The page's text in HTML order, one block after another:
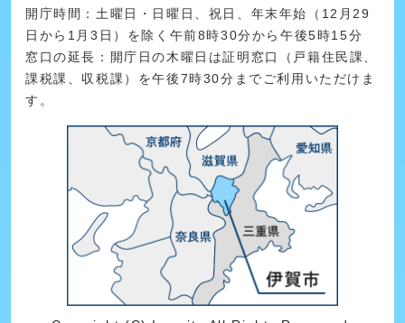
開庁時間：土曜日・日曜日、祝日、年末年始（12月29
日から1月3日）を除く午前8時30分から午後5時15分
窓口の延長：開庁日の木曜日は証明窓口（戸籍住民課、
課税課、収税課）を午後7時30分までご利用いただけま
す。